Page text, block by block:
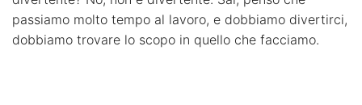
passiamo molto tempo al lavoro, e dobbiamo divertirci,
dobbiamo trovare lo scopo in quello che facciamo.